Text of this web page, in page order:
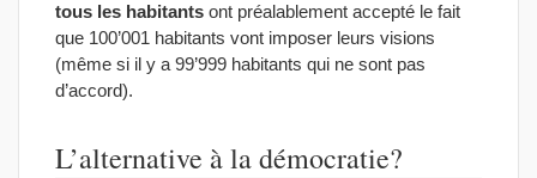
tous les habitants ont préalablement accepté le fait
que 100’001 habitants vont imposer leurs visions
(même si il y a 99’999 habitants qui ne sont pas
d’accord).
L’alternative à la démocratie?